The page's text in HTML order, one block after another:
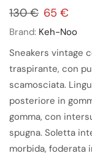
130€ 65 €
Brand: Keh-Noo
Sneakers vintage
traspirante, con
scamosciata.
posteriore in
gomma, con
spugna. Soletta
morbida, foderata